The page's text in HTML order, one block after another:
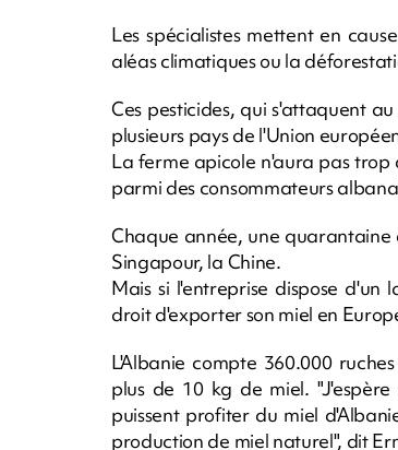
Les spécialistes mettent en
aléas climatiques ou la
Ces pesticides, qui s'attaquent
plusieurs pays de l'Union
La ferme apicole n'aura pas
parmi des consommateurs
Chaque année, une quarantaine
Singapour, la Chine.
Mais si l'entreprise dispose
droit d'exporter son miel en
L'Albanie compte 360.000
plus de 10 kg de miel.
puissent profiter du miel
production de miel naturel", dit